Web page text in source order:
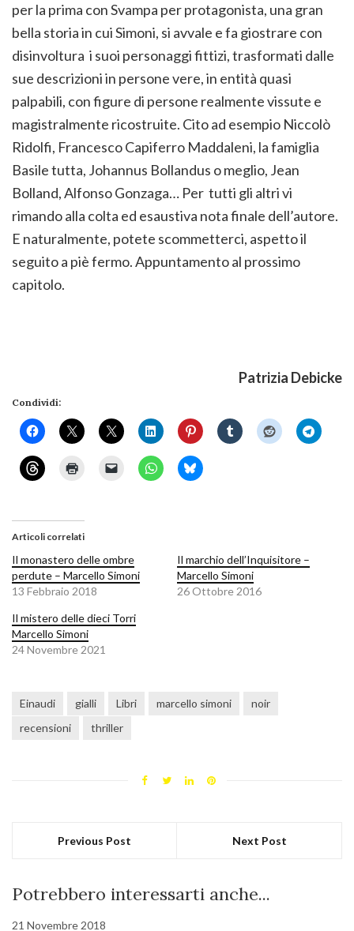
per la prima con Svampa per protagonista, una gran
bella storia in cui Simoni, si avvale e fa giostrare con
disinvoltura i suoi personaggi fittizi, trasformati dalle
sue descrizioni in persone vere, in entità quasi
palpabili, con figure di persone realmente vissute e
magistralmente ricostruite. Cito ad esempio Niccolò
Ridolfi, Francesco Capiferro Maddaleni, la famiglia
Basile tutta, Johannus Bollandus o meglio, Jean
Bolland, Alfonso Gonzaga… Per tutti gli altri vi
rimando alla colta ed esaustiva nota finale dell’autore.
E naturalmente, potete scommetterci, aspetto il
seguito a piè fermo. Appuntamento al prossimo
capitolo.
Patrizia Debicke
Condividi:
Articoli correlati
Il monastero delle ombre
perdute – Marcello Simoni
13 Febbraio 2018
Il marchio dell’Inquisitore –
Marcello Simoni
26 Ottobre 2016
Il mistero delle dieci Torri
Marcello Simoni
24 Novembre 2021
Einaudi gialli Libri marcello simoni
noir
recensioni
thriller
Previous Post Next Post
Potrebbero interessarti anche...
21 Novembre 2018